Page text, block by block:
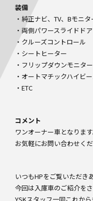
装備
・純正ナビ、TV、Bモニタ
・両側パワースライドドア
・クルーズコントロール
・シートヒーター
・フリップダウンモニター
・オートマチックハイビ
・ETC
コメント
ワンオーナー車となります
お気軽にお問い合わせくだ
いつもHPをご覧いただき
今回は入庫車のご紹介を
YSKスタッフ一同これか